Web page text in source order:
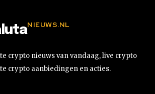
NIEUWS.NL
crypto nieuws van vandaag, live crypto
crypto aanbiedingen en acties.